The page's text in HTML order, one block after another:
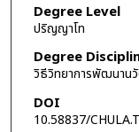
Degree Level
ปริญญาโท
Degree
วิธีวิทยาการพัฒนาน
DOI
10.58837/